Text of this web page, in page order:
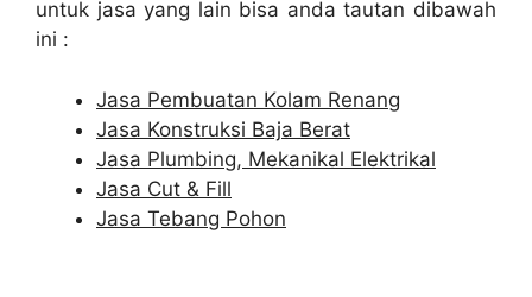
untuk jasa yang lain bisa anda tautan dibawah
ini :
Jasa Pembuatan Kolam Renang
Jasa Konstruksi Baja Berat
Jasa Plumbing, Mekanikal Elektrikal
Jasa Cut & Fill
Jasa Tebang Pohon